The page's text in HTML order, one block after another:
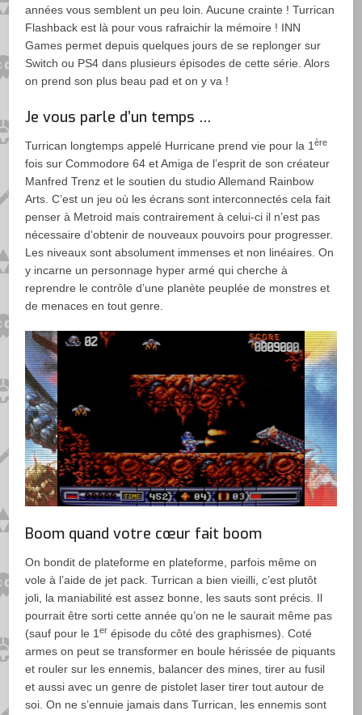
années vous semblent un peu loin. Aucune crainte ! Turrican
Flashback est là pour vous rafraichir la mémoire ! INN
Games permet depuis quelques jours de se replonger sur
Switch ou PS4 dans plusieurs épisodes de cette série. Alors
on prend son plus beau pad et on y va !
Je vous parle d’un temps …
Turrican longtemps appelé Hurricane prend vie pour la 1ère
fois sur Commodore 64 et Amiga de l’esprit de son créateur
Manfred Trenz et le soutien du studio Allemand Rainbow
Arts. C’est un jeu où les écrans sont interconnectés cela fait
penser à Metroid mais contrairement à celui-ci il n’est pas
nécessaire d’obtenir de nouveaux pouvoirs pour progresser.
Les niveaux sont absolument immenses et non linéaires. On
y incarne un personnage hyper armé qui cherche à
reprendre le contrôle d’une planète peuplée de monstres et
de menaces en tout genre.
Boom quand votre cœur fait boom
On bondit de plateforme en plateforme, parfois même on
vole à l’aide de jet pack. Turrican a bien vieilli, c’est plutôt
joli, la maniabilité est assez bonne, les sauts sont précis. Il
pourrait être sorti cette année qu’on ne le saurait même pas
(sauf pour le 1er épisode du côté des graphismes). Coté
armes on peut se transformer en boule hérissée de piquants
et rouler sur les ennemis, balancer des mines, tirer au fusil
et aussi avec un genre de pistolet laser tirer tout autour de
soi. On ne s’ennuie jamais dans Turrican, les ennemis sont